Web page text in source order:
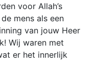
voor Allah’s
mens als een
van jouw Heer
Wij waren met
er het innerlijk